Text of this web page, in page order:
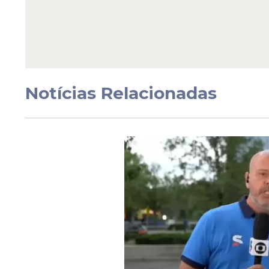
Desde então, até os dias atuais,Douglas
233 partidas disputadas, além de ser
Notícias Relacionadas